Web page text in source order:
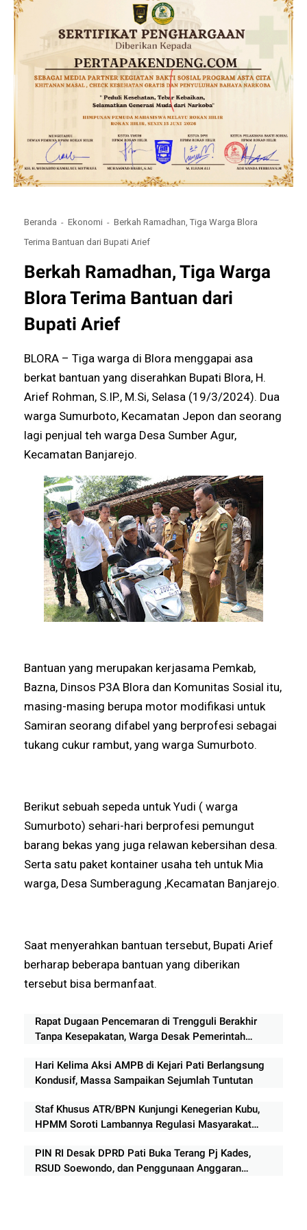
Beranda Ekonomi
Berkah Ramadhan, Tiga Warga Blora
Terima Bantuan dari Bupati Arief
Berkah Ramadhan, Tiga Warga
Blora Terima Bantuan dari
Bupati Arief
BLORA – Tiga warga di Blora menggapai asa
berkat bantuan yang diserahkan Bupati Blora, H.
Arief Rohman, S.IP., M.Si, Selasa (19/3/2024). Dua
warga Sumurboto, Kecamatan Jepon dan seorang
lagi penjual teh warga Desa Sumber Agur,
Kecamatan Banjarejo.
Bantuan yang merupakan kerjasama Pemkab,
Bazna, Dinsos P3A Blora dan Komunitas Sosial itu,
masing-masing berupa motor modifikasi untuk
Samiran seorang difabel yang berprofesi sebagai
tukang cukur rambut, yang warga Sumurboto.
Berikut sebuah sepeda untuk Yudi ( warga
Sumurboto) sehari-hari berprofesi pemungut
barang bekas yang juga relawan kebersihan desa.
Serta satu paket kontainer usaha teh untuk Mia
warga, Desa Sumberagung ,Kecamatan Banjarejo.
Saat menyerahkan bantuan tersebut, Bupati Arief
berharap beberapa bantuan yang diberikan
tersebut bisa bermanfaat.
Rapat Dugaan Pencemaran di Trengguli Berakhir
Tanpa Kesepakatan, Warga Desak Pemerintah
Hari Kelima Aksi AMPB di Kejari Pati Berlangsung
Kondusif, Massa Sampaikan Sejumlah Tuntutan
Staf Khusus ATR/BPN Kunjungi Kenegerian Kubu,
HPMM Soroti Lambannya Regulasi Masyarakat
PIN RI Desak DPRD Pati Buka Terang Pj Kades,
RSUD Soewondo, dan Penggunaan Anggaran